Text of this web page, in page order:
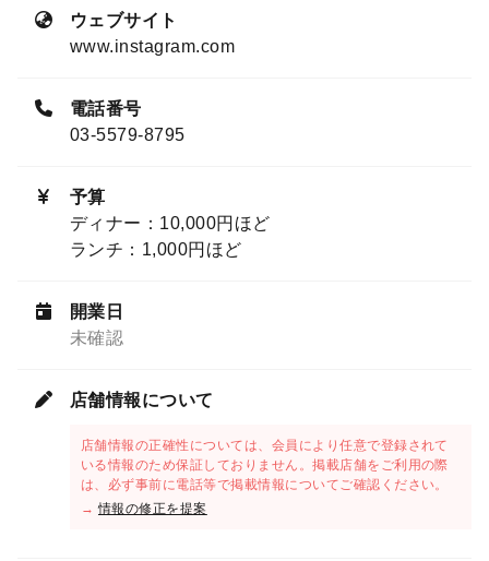
ウェブサイト
www.instagram.com
電話番号
03-5579-8795
予算
ディナー：10,000円ほど
ランチ：1,000円ほど
開業日
未確認
店舗情報について
店舗情報の正確性については、会員により任意で登録されて
いる情報のため保証しておりません。掲載店舗をご利用の際
は、必ず事前に電話等で掲載情報についてご確認ください。
→情報の修正を提案